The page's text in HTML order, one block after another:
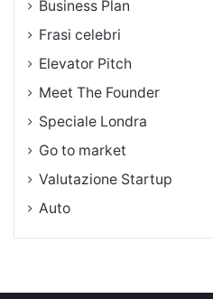
Business Plan
Frasi celebri
Elevator Pitch
Meet The Founder
Speciale Londra
Go to market
Valutazione Startup
Auto